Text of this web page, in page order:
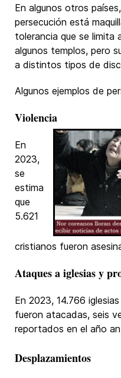
En algunos otros
persecución está
tolerancia que se limita
algunos templos, pero
a distintos tipos de
Algunos ejemplos de
Violencia
En
2023,
se
estima
que
5.621
cristianos fueron
Ataques a iglesias y
En 2023, 14.766
fueron atacadas, seis
reportados en el año
Desplazamientos